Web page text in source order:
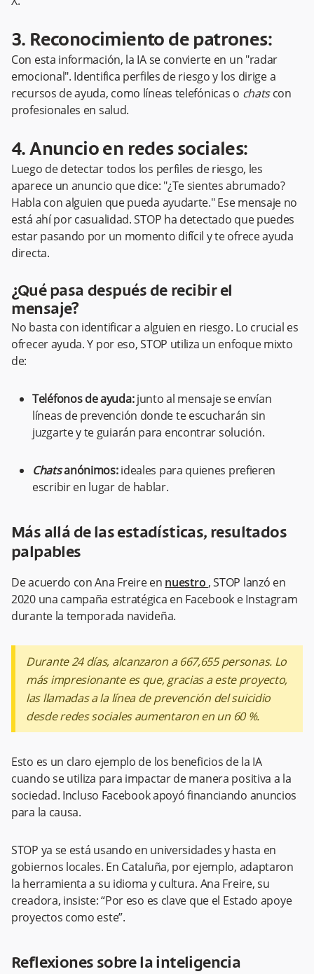
3. Reconocimiento de patrones:
Con esta información, la IA se convierte en un "radar
emocional". Identifica perfiles de riesgo y los dirige a
recursos de ayuda, como líneas telefónicas o chatscon
profesionales en salud.
4. Anuncio en redes sociales:
Luego de detectar todos los perfiles de riesgo, les
aparece un anuncio que dice: "¿Te sientes abrumado?
Habla con alguien que pueda ayudarte." Ese mensaje no
está ahí por casualidad. STOP ha detectado que puedes
estar pasando por un momento difícil y te ofrece ayuda
directa.
¿Qué pasa después de recibir el
mensaje?
No basta con identificar a alguien en riesgo. Lo crucial es
ofrecer ayuda. Y por eso, STOP utiliza un enfoque mixto
de:
Teléfonos de ayuda:junto al mensaje se envían
líneas de prevención donde te escucharán sin
juzgarte y te guiarán para encontrar solución.
Chatsanónimos:ideales para quienes prefieren
escribir en lugar de hablar.
Más allá de las estadísticas, resultados
palpables
De acuerdo con Ana Freire en nuestro , STOP lanzó en
2020 una campaña estratégica en Facebook e Instagram
durante la temporada navideña.
Durante 24 días, alcanzaron a 667,655 personas. Lo
más impresionante es que, gracias a este proyecto,
las llamadas a la línea de prevención del suicidio
desde redes sociales aumentaron en un 60 %.
Esto es un claro ejemplo de los beneficios de la IA
cuando se utiliza para impactar de manera positiva a la
sociedad. Incluso Facebook apoyó financiando anuncios
para la causa.
STOP ya se está usando en universidades y hasta en
gobiernos locales. En Cataluña, por ejemplo, adaptaron
la herramienta a su idioma y cultura. Ana Freire, su
creadora, insiste: “Por eso es clave que el Estado apoye
proyectos como este”.
Reflexiones sobre la inteligencia